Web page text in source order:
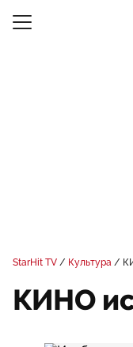
StarHit TV Культура
КИНО